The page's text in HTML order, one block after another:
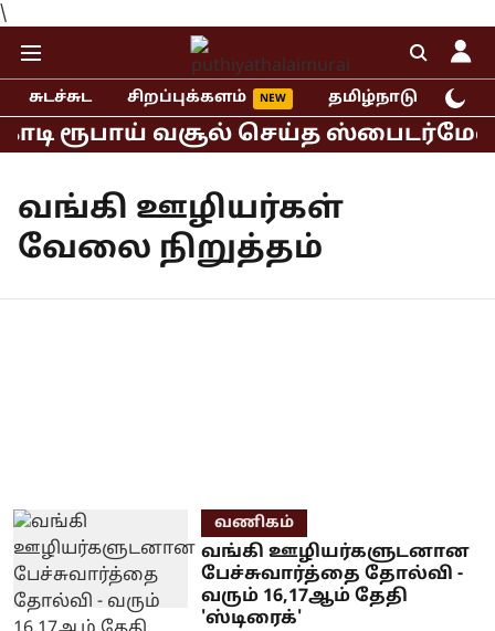
\
சுடச்சுட சிறப்புக்களம் தமிழ்நாடு
ரூபாய் வசூல் செய்த ஸ்பைடர்மேன்
வங்கி ஊழியர்கள்
வேலை நிறுத்தம்
வணிகம்
வங்கி ஊழியர்களுடனான
பேச்சுவார்த்தை தோல்வி -
வரும் 16,17ஆம் தேதி
'ஸ்டிரைக்'